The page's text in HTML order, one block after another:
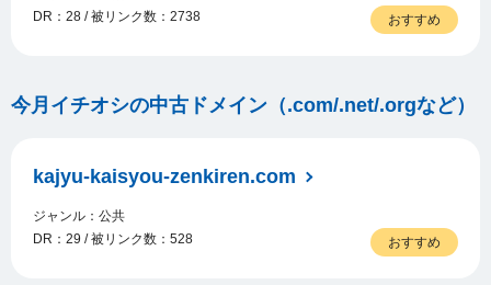
DR：28 / 被リンク数：2738
おすすめ
今月イチオシの中古ドメイン（.com/.net/.orgなど）
kajyu-kaisyou-zenkiren.com
ジャンル：公共
DR：29 / 被リンク数：528
おすすめ